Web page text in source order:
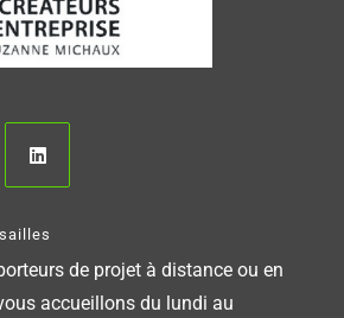
de projet à distance ou en
accueillons du lundi au